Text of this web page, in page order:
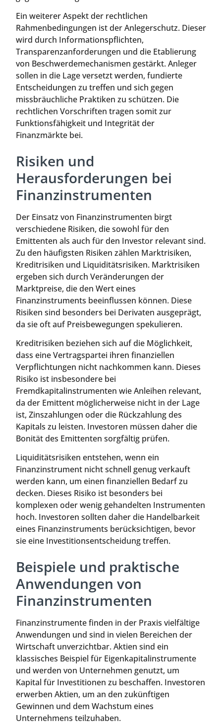
Ein weiterer Aspekt der rechtlichen
Rahmenbedingungen ist der Anlegerschutz. Dieser
wird durch Informationspflichten,
Transparenzanforderungen und die Etablierung
von Beschwerdemechanismen gestärkt. Anleger
sollen in die Lage versetzt werden, fundierte
Entscheidungen zu treffen und sich gegen
missbräuchliche Praktiken zu schützen. Die
rechtlichen Vorschriften tragen somit zur
Funktionsfähigkeit und Integrität der
Finanzmärkte bei.
Risiken und
Herausforderungen bei
Finanzinstrumenten
Der Einsatz von Finanzinstrumenten birgt
verschiedene Risiken, die sowohl für den
Emittenten als auch für den Investor relevant sind.
Zu den häufigsten Risiken zählen Marktrisiken,
Kreditrisiken und Liquiditätsrisiken. Marktrisiken
ergeben sich durch Veränderungen der
Marktpreise, die den Wert eines
Finanzinstruments beeinflussen können. Diese
Risiken sind besonders bei Derivaten ausgeprägt,
da sie oft auf Preisbewegungen spekulieren.
Kreditrisiken beziehen sich auf die Möglichkeit,
dass eine Vertragspartei ihren finanziellen
Verpflichtungen nicht nachkommen kann. Dieses
Risiko ist insbesondere bei
Fremdkapitalinstrumenten wie Anleihen relevant,
da der Emittent möglicherweise nicht in der Lage
ist, Zinszahlungen oder die Rückzahlung des
Kapitals zu leisten. Investoren müssen daher die
Bonität des Emittenten sorgfältig prüfen.
Liquiditätsrisiken entstehen, wenn ein
Finanzinstrument nicht schnell genug verkauft
werden kann, um einen finanziellen Bedarf zu
decken. Dieses Risiko ist besonders bei
komplexen oder wenig gehandelten Instrumenten
hoch. Investoren sollten daher die Handelbarkeit
eines Finanzinstruments berücksichtigen, bevor
sie eine Investitionsentscheidung treffen.
Beispiele und praktische
Anwendungen von
Finanzinstrumenten
Finanzinstrumente finden in der Praxis vielfältige
Anwendungen und sind in vielen Bereichen der
Wirtschaft unverzichtbar. Aktien sind ein
klassisches Beispiel für Eigenkapitalinstrumente
und werden von Unternehmen genutzt, um
Kapital für Investitionen zu beschaffen. Investoren
erwerben Aktien, um an den zukünftigen
Gewinnen und dem Wachstum eines
Unternehmens teilzuhaben.